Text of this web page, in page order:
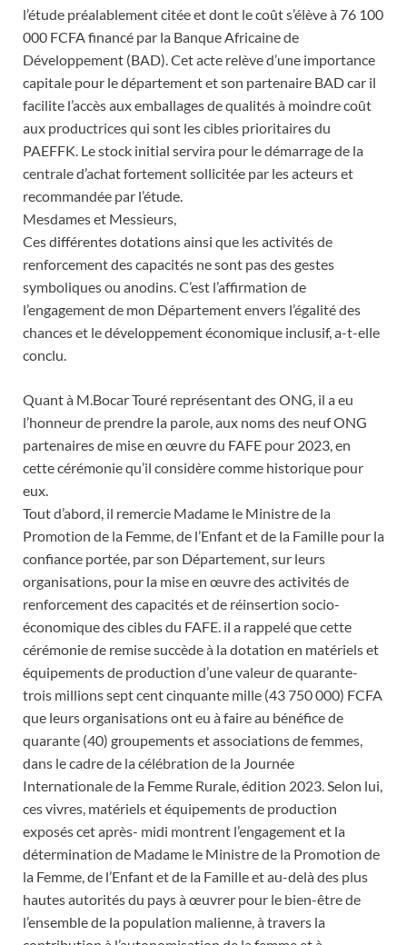
l’étude préalablement citée et dont le coût s’élève à 76 100
000 FCFA financé par la Banque Africaine de
Développement (BAD). Cet acte relève d’une importance
capitale pour le département et son partenaire BAD car il
facilite l’accès aux emballages de qualités à moindre coût
aux productrices qui sont les cibles prioritaires du
PAEFFK. Le stock initial servira pour le démarrage de la
centrale d’achat fortement sollicitée par les acteurs et
recommandée par l’étude.
Mesdames et Messieurs,
Ces différentes dotations ainsi que les activités de
renforcement des capacités ne sont pas des gestes
symboliques ou anodins. C’est l’affirmation de
l’engagement de mon Département envers l’égalité des
chances et le développement économique inclusif, a-t-elle
conclu.
Quant à M.Bocar Touré représentant des ONG, il a eu
l’honneur de prendre la parole, aux noms des neuf ONG
partenaires de mise en œuvre du FAFE pour 2023, en
cette cérémonie qu’il considère comme historique pour
eux.
Tout d’abord, il remercie Madame le Ministre de la
Promotion de la Femme, de l’Enfant et de la Famille pour la
confiance portée, par son Département, sur leurs
organisations, pour la mise en œuvre des activités de
renforcement des capacités et de réinsertion socio-
économique des cibles du FAFE. il a rappelé que cette
cérémonie de remise succède à la dotation en matériels et
équipements de production d’une valeur de quarante-
trois millions sept cent cinquante mille (43 750 000) FCFA
que leurs organisations ont eu à faire au bénéfice de
quarante (40) groupements et associations de femmes,
dans le cadre de la célébration de la Journée
Internationale de la Femme Rurale, édition 2023. Selon lui,
ces vivres, matériels et équipements de production
exposés cet après- midi montrent l’engagement et la
détermination de Madame le Ministre de la Promotion de
la Femme, de l’Enfant et de la Famille et au-delà des plus
hautes autorités du pays à œuvrer pour le bien-être de
l’ensemble de la population malienne, à travers la